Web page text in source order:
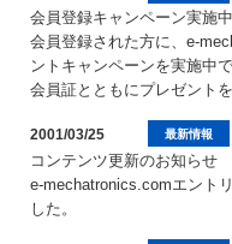
会員登録キャンペーン実施中
会員登録された方に、e-
ントキャンペーンを実施中
会員証とともにプレゼント
最新情報
2001/03/25
コンテンツ更新のお知らせ
e-mechatronics.comエント
した。